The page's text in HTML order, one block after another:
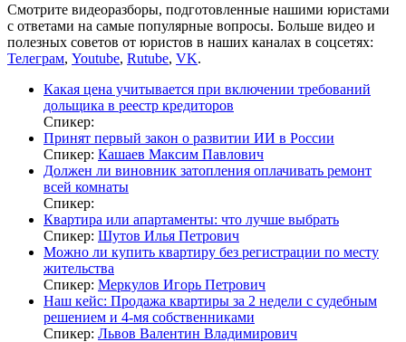
Смотрите видеоразборы, подготовленные нашими юристами
с ответами на самые популярные вопросы. Больше видео и
полезных советов от юристов в наших каналах в соцсетях:
Телеграм, Youtube, Rutube, VK.
Какая цена учитывается при включении требований
дольщика в реестр кредиторов
Спикер:
Принят первый закон о развитии ИИ в России
Спикер: Кашаев Максим Павлович
Должен ли виновник затопления оплачивать ремонт
всей комнаты
Спикер:
Квартира или апартаменты: что лучше выбрать
Спикер: Шутов Илья Петрович
Можно ли купить квартиру без регистрации по месту
жительства
Спикер: Меркулов Игорь Петрович
Наш кейс: Продажа квартиры за 2 недели с судебным
решением и 4-мя собственниками
Спикер: Львов Валентин Владимирович